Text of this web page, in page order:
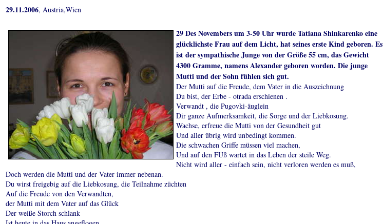
29.11.2006, Austria,Wien
29 Des Novembers um 3-50 Uhr wurde Tatiana Shinkarenko eine
glücklichste Frau auf dem Licht, hat seines erste Kind geboren. Es
ist der sympathische Junge von der Größe 55 cm, das Gewicht
4300 Gramme, namens Alexander geboren worden. Die junge
Mutti und der Sohn fühlen sich gut.
Der Mutti auf die Freude, dem Vater in die Auszeichnung
Du bist, der Erbe - otrada erschienen .
Verwandt , die Pugovki-äuglein
Dir ganze Aufmerksamkeit, die Sorge und der Liebkosung.
Wachse, erfreue die Mutti von der Gesundheit gut
Und aller übrig wird unbedingt kommen.
Die schwachen Griffe müssen viel machen,
Und auf den FUß wartet in das Leben der steile Weg.
Nicht wird aller - einfach sein, nicht verloren werden es muß,
Doch werden die Mutti und der Vater immer nebenan.
Du wirst freigebig auf die Liebkosung, die Teilnahme züchten
Auf die Freude von den Verwandten,
der Mutti mit dem Vater auf das Glück
Der weiße Storch schlank